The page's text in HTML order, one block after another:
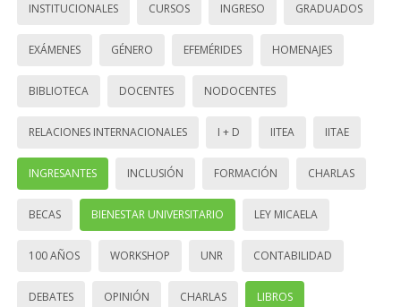
INSTITUCIONALES CURSOS INGRESO GRADUADOS
EXÁMENES GÉNERO EFEMÉRIDES HOMENAJES
BIBLIOTECA DOCENTES NODOCENTES
RELACIONES INTERNACIONALES I + D IITEA IITAE
INGRESANTES INCLUSIÓN FORMACIÓN CHARLAS
BECAS BIENESTAR UNIVERSITARIO LEY MICAELA
100 AÑOS WORKSHOP UNR CONTABILIDAD
DEBATES OPINIÓN CHARLAS LIBROS